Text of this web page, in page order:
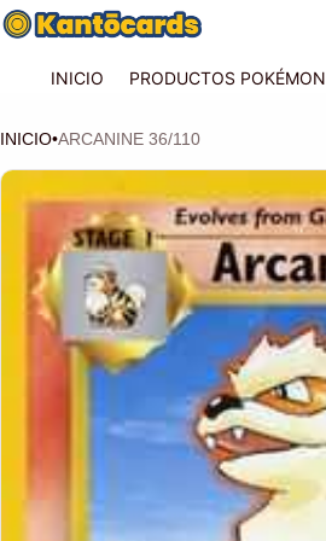
INICIO PRODUCTOS POKÉMON
INICIO•ARCANINE 36/110
DEL PRODUCTO